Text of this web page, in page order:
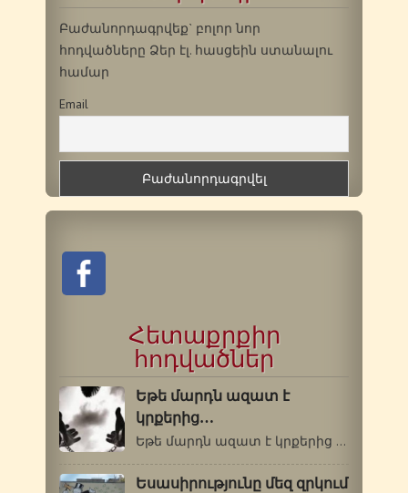
Բաժանորդագրվեք` բոլոր նոր
հոդվածները Ձեր էլ. հասցեին ստանալու
համար
Email
Հետաքրքիր
հոդվածներ
Եթե մարդն ազատ է
կրքերից…
Եթե մարդն ազատ է կրքերից ու վատ սովորություններից,…
Եսասիրությունը մեզ զրկում